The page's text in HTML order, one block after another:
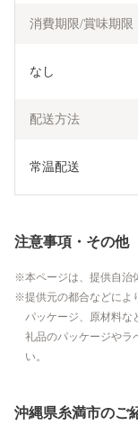
消費期限/賞味期限
なし
配送方法
常温配送
注意事項・その他
本ページは、提供自治
提供元の都合などによ
パッケージ、原材料な
礼品のパッケージやラ
い。
沖縄県糸満市のご